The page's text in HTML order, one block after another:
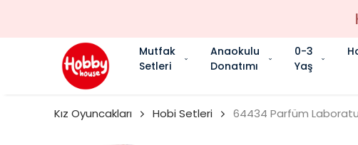
Mutfak
Setleri
Anaokulu
Donatımı
0-3
Yaş
Kız Oyuncakları Hobi Setleri 64434 Parfüm